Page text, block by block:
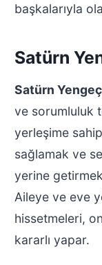
başkalarıyla
Satürn
Satürn
ve sorumluluk
yerleşime
sağlamak ve
yerine
Aileye ve eve
hissetmeleri,
kararlı yapar.